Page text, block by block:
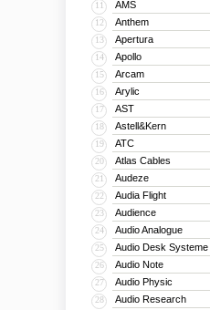
11 AMS
12 Anthem
13 Apertura
14 Apollo
15 Arcam
16 Arylic
17 AST
18 Astell&Kern
19 ATC
20 Atlas Cables
21 Audeze
22 Audia Flight
23 Audience
24 Audio Analogue
25 Audio Desk Systeme
26 Audio Note
27 Audio Physic
28 Audio Research